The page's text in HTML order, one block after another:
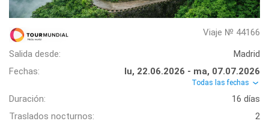
Viaje № 44166
Salida desde:
Madrid
Fechas:
lu, 22.06.2026 - ma, 07.07.2026
Todas las fechas
Duración:
16 días
Traslados nocturnos:
2